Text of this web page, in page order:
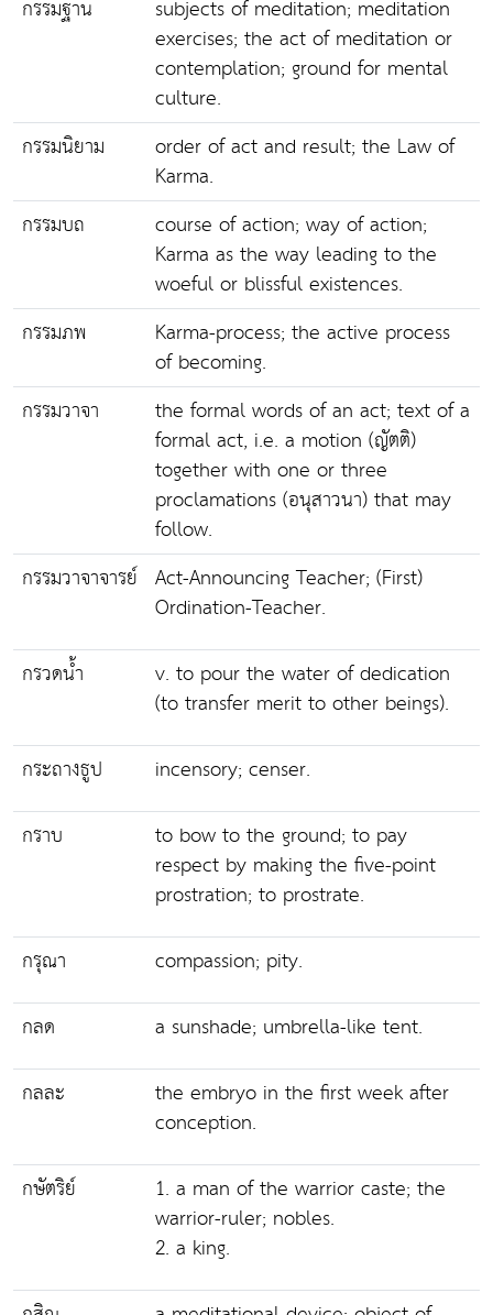
กรรมฐาน
subjects of meditation; meditation
exercises; the act of meditation or
contemplation; ground for mental
culture.
กรรมนิยาม
order of act and result; the Law of
Karma.
กรรมบถ
course of action; way of action;
Karma as the way leading to the
woeful or blissful existences.
กรรมภพ
Karma-process; the active process
of becoming.
กรรมวาจา
the formal words of an act; text of a
formal act, i.e. a motion (ญัตติ)
together with one or three
proclamations (อนุสาวนา) that may
follow.
กรรมวาจาจารย์ Act-Announcing Teacher; (First)
Ordination-Teacher.
กรวดน้ำ
v. to pour the water of dedication
(to transfer merit to other beings).
กระถางธูป
incensory; censer.
กราบ
to bow to the ground; to pay
respect by making the five-point
prostration; to prostrate.
กรุณา
compassion; pity.
กลด
a sunshade; umbrella-like tent.
กลละ
the embryo in the first week after
conception.
กษัตริย์
1. a man of the warrior caste; the
warrior-ruler; nobles.
2. a king.